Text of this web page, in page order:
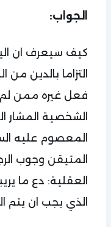
الجواب:
كيف سيعرف ان
التزاما بالدين
فعل غيره ممن لم
الشخصية
المعصوم عليه
المتيقن وجوب
العقلية: دع ما
الذي يجب ان يتم